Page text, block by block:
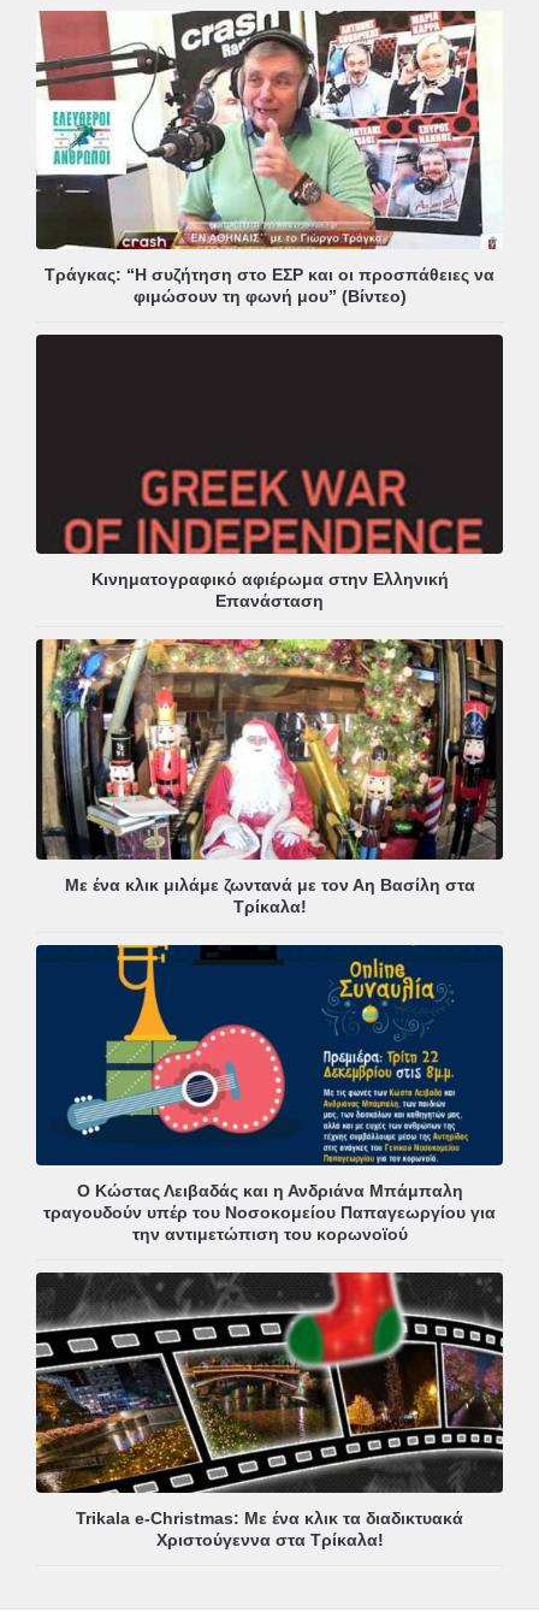
Τράγκας: “Η συζήτηση στο ΕΣΡ και οι προσπάθειες να
φιμώσουν τη φωνή μου” (Βίντεο)
Κινηματογραφικό αφιέρωμα στην Ελληνική
Επανάσταση
Με ένα κλικ μιλάμε ζωντανά με τον Αη Βασίλη στα
Τρίκαλα!
Ο Κώστας Λειβαδάς και η Ανδριάνα Μπάμπαλη
τραγουδούν υπέρ του Νοσοκομείου Παπαγεωργίου για
την αντιμετώπιση του κορωνοϊού
Trikala e-Christmas: Με ένα κλικ τα διαδικτυακά
Χριστούγεννα στα Τρίκαλα!